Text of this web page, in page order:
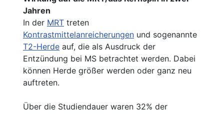
Jahren
In der MRT treten
Kontrastmittelanreicherungen und sogenannte
T2-Herde auf, die als Ausdruck der
Entzündung bei MS betrachtet werden. Dabei
können Herde größer werden oder ganz neu
auftreten.
Über die Studiendauer waren 32% der